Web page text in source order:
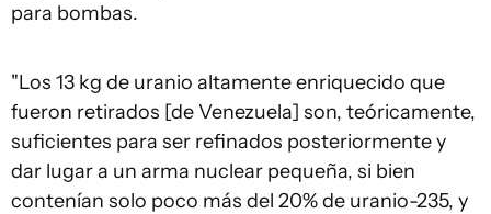
para bombas.
"Los 13 kg de uranio altamente enriquecido que
fueron retirados [de Venezuela] son, teóricamente,
suficientes para ser refinados posteriormente y
dar lugar a un arma nuclear pequeña, si bien
contenían solo poco más del 20% de uranio-235, y